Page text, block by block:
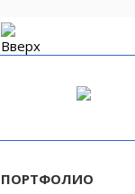
ПОРТФОЛИО